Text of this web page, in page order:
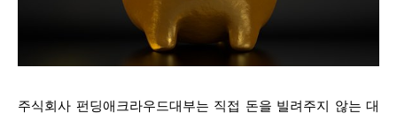
주식회사 펀딩애크라우드대부는 직접 돈을 빌려주지 않는 대